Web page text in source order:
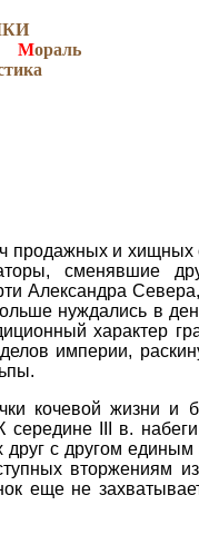
Мораль
продажных и хищных
сменявшие
Александра
нуждались в
характер
империи,
кочевой жизни и
III в.
с другом единым
вторжениям
еще не